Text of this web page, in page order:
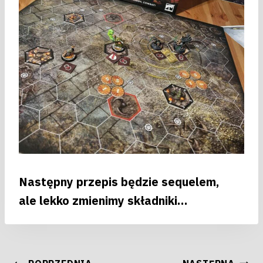
Następny przepis będzie sequelem,
ale lekko zmienimy składniki…